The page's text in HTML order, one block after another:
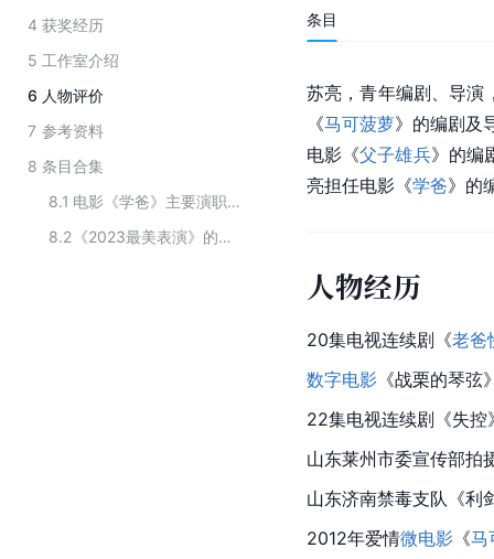
4 获奖经历
5 工作室介绍
6 人物评价
7 参考资料
8 条目合集
8.1
电影《学爸》主要演职员
8.2
《2023最美表演》的全部演员
条目
苏亮，青年编剧、导演
《马可菠萝》的编剧及
电影《父子雄兵》的编
亮担任电影《学爸》的
人物经历
20集电视连续剧《老爸
数字电影 《战栗的琴
22集电视连续剧《失控
山东莱州市委宣传部拍
山东济南禁毒支队《利
2012年爱情微电影 《马